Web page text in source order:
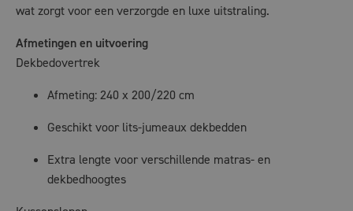
wat zorgt voor een verzorgde en luxe uitstraling.
Afmetingen en uitvoering
Dekbedovertrek
Afmeting: 240 x 200/220 cm
Geschikt voor lits-jumeaux dekbedden
Extra lengte voor verschillende matras- en
dekbedhoogtes